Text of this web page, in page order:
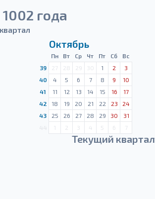
года
Октябрь
Пн Вт Ср Чт Пт Сб
Вс
39
27 28 29 30 1 2
3
40
4 5 6 7 8 9
10
41
11 12 13 14 15 16
17
42
18 19 20 21 22 23
24
43
25 26 27 28 29 30
31
1 2 3 4 5 6 7
Текущий квартал